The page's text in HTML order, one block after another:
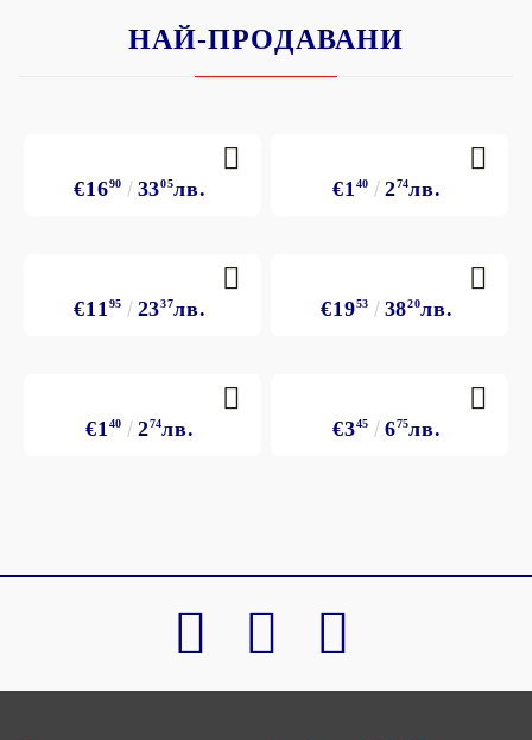
НАЙ-ПРОДАВАНИ
€1690 3305лв. €1 40 274лв.
€11 95 2337лв. €1953 3820лв.
€1 40 274лв. €345 675лв.